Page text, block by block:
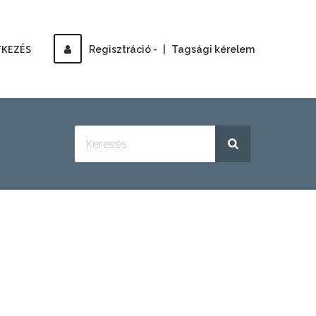
Regisztráció - Tagsági kérelem